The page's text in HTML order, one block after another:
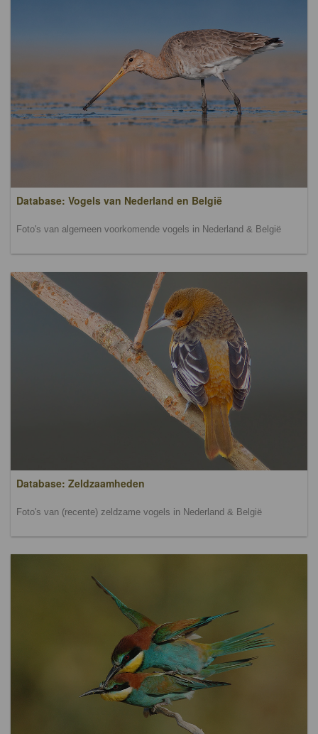
Database: Vogels van Nederland en België
Foto's van algemeen voorkomende vogels in Nederland & België
Database: Zeldzaamheden
Foto's van (recente) zeldzame vogels in Nederland & België